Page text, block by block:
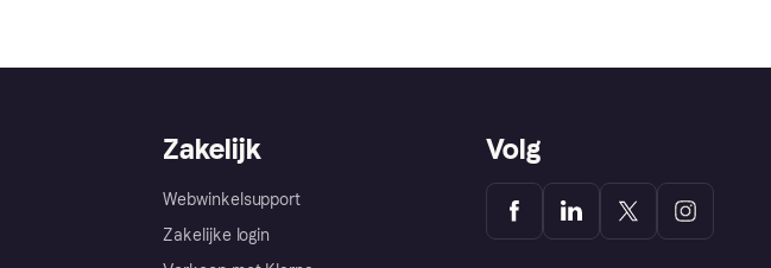
Zakelijk
Webwinkelsupport
Zakelijke login
Volg